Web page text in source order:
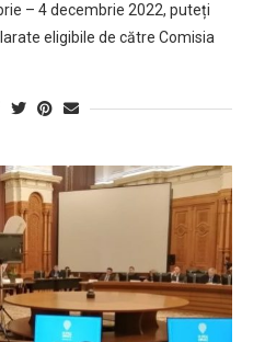
– 4 decembrie 2022, puteți
eligibile de către Comisia